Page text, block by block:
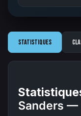
Statistiques
Sanders —